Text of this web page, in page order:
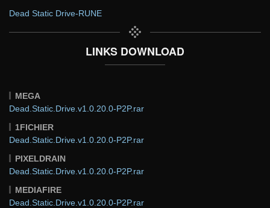
Dead Static Drive-RUNE
LINKS DOWNLOAD
MEGA
Dead.Static.Drive.v1.0.20.0-P2P.rar
1FICHIER
Dead.Static.Drive.v1.0.20.0-P2P.rar
PIXELDRAIN
Dead.Static.Drive.v1.0.20.0-P2P.rar
MEDIAFIRE
Dead.Static.Drive.v1.0.20.0-P2P.rar